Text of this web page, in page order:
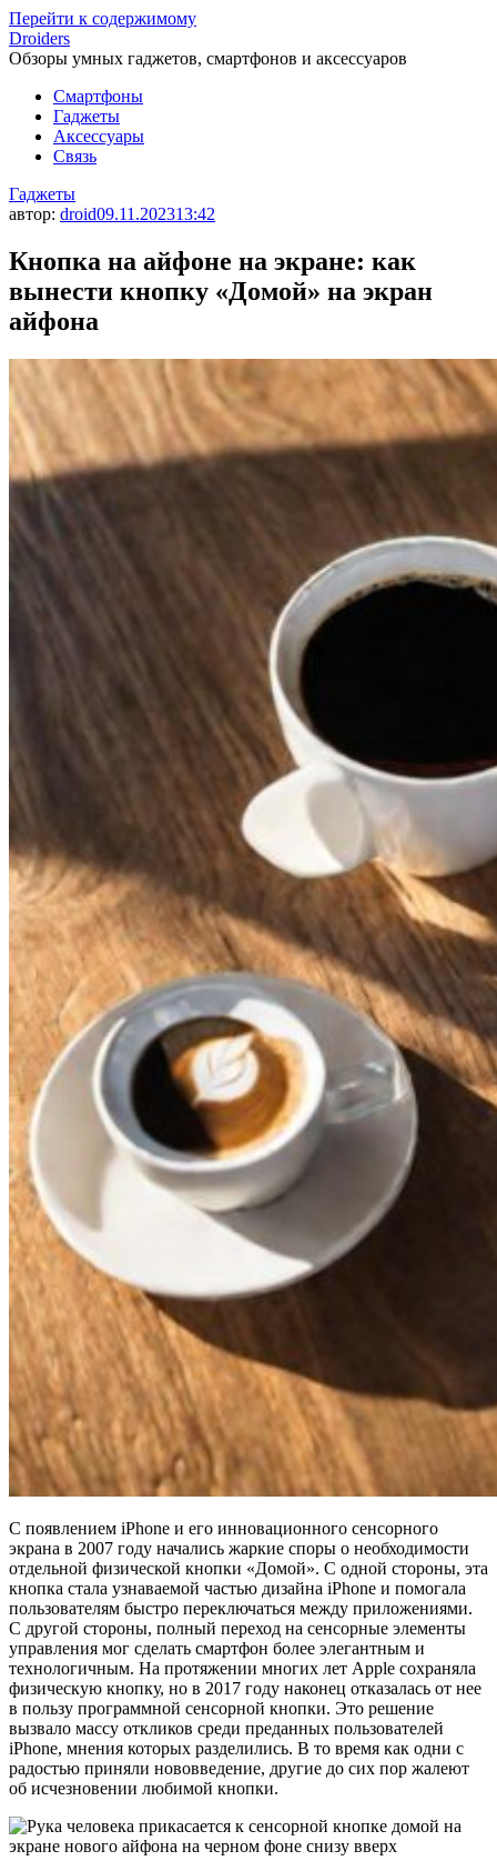
Перейти к содержимому
Droiders
Обзоры умных гаджетов, смартфонов и аксессуаров
Смартфоны
Гаджеты
Аксессуары
Связь
Гаджеты
автор: droid09.11.202313:42
Кнопка на айфоне на экране: как
вынести кнопку «Домой» на экран
айфона
С появлением iPhone и его инновационного сенсорного
экрана в 2007 году начались жаркие споры о необходимости
отдельной физической кнопки «Домой». С одной стороны, эта
кнопка стала узнаваемой частью дизайна iPhone и помогала
пользователям быстро переключаться между приложениями.
С другой стороны, полный переход на сенсорные элементы
управления мог сделать смартфон более элегантным и
технологичным. На протяжении многих лет Apple сохраняла
физическую кнопку, но в 2017 году наконец отказалась от нее
в пользу программной сенсорной кнопки. Это решение
вызвало массу откликов среди преданных пользователей
iPhone, мнения которых разделились. В то время как одни с
радостью приняли нововведение, другие до сих пор жалеют
об исчезновении любимой кнопки.